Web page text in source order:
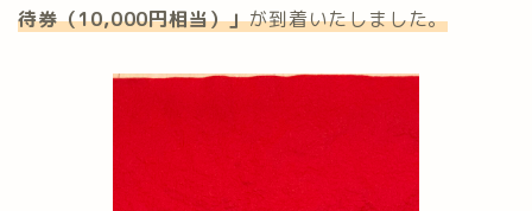
待券（10,000円相当）」が到着いたしました。